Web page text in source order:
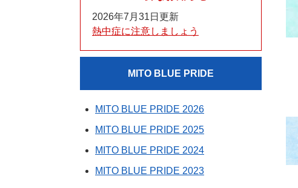
2026年7月31日更新
熱中症に注意しましょう
MITO BLUE PRIDE
MITO BLUE PRIDE 2026
MITO BLUE PRIDE 2025
MITO BLUE PRIDE 2024
MITO BLUE PRIDE 2023